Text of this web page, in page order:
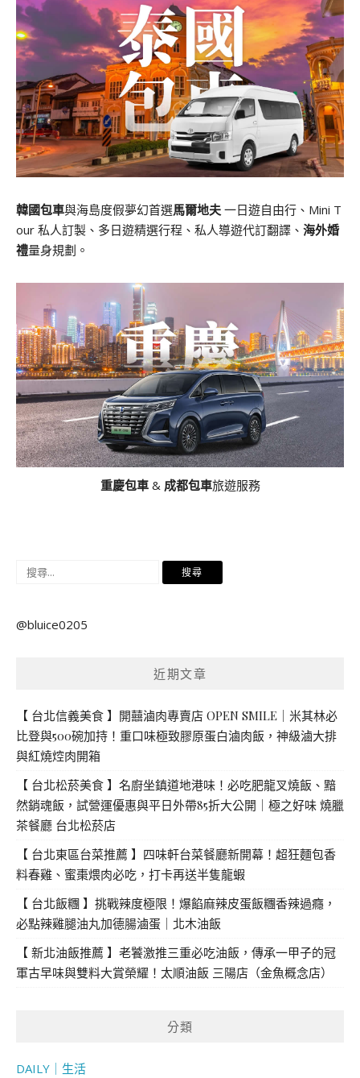
韓國包車與海島度假夢幻首選馬爾地夫 一日遊自由行、Mini T
our 私人訂製、多日遊精選行程、私人導遊代訂翻譯、 海外婚
禮量身規劃。
重慶包車& 成都包車旅遊服務
搜
鍵
@bluice0205
近期文章
【 台北信義美食 】開囍滷肉專賣店 OPEN SMILE｜米其林必
比登與500碗加持！重口味極致膠原蛋白滷肉飯，神級滷大排
與紅燒焢肉開箱
【 台北松菸美食 】名廚坐鎮道地港味！必吃肥龍叉燒飯、黯
然銷魂飯，試營運優惠與平日外帶85折大公開｜極之好味 燒臘
茶餐廳 台北松菸店
【 台北東區台菜推薦 】四味軒台菜餐廳新開幕！超狂麵包香
料春雞、蜜棗煨肉必吃，打卡再送半隻龍蝦
【 台北飯糰 】挑戰辣度極限！爆餡麻辣皮蛋飯糰香辣過癮，
必點辣雞腿油丸加德腸滷蛋｜北木油飯
【 新北油飯推薦 】老饕激推三重必吃油飯，傳承一甲子的冠
軍古早味與雙料大賞榮耀！太順油飯 三陽店（金魚概念店）
分類
DAILY｜生活